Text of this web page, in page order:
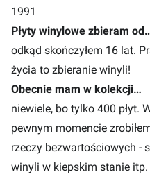
1991
Płyty winylowe zbieram
odkąd skończyłem 16 lat.
życia to zbieranie winyli!
Obecnie mam w kolekcji…
niewiele, bo tylko 400 płyt.
pewnym momencie
rzeczy bezwartościowych -
winyli w kiepskim stanie